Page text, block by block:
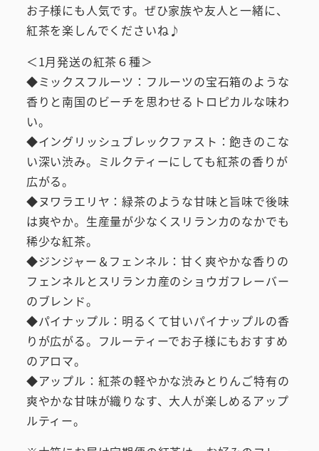
お子様にも人気です。ぜひ家族や友人と一緒に、
紅茶を楽しんでくださいね♪
＜1月発送の紅茶６種＞
◆ミックスフルーツ：フルーツの宝石箱のような
香りと南国のビーチを思わせるトロピカルな味わ
い。
◆イングリッシュブレックファスト：飽きのこな
い深い渋み。ミルクティーにしても紅茶の香りが
広がる。
◆ヌワラエリヤ：緑茶のような甘味と旨味で後味
は爽やか。生産量が少なくスリランカのなかでも
稀少な紅茶。
◆ジンジャー＆フェンネル：甘く爽やかな香りの
フェンネルとスリランカ産のショウガフレーバー
のブレンド。
◆パイナップル：明るくて甘いパイナップルの香
りが広がる。フルーティーでお子様にもおすすめ
のアロマ。
◆アップル：紅茶の軽やかな渋みとりんご特有の
爽やかな甘味が織りなす、大人が楽しめるアップ
ルティー。